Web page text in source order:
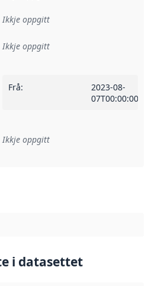
Ikkje oppgitt
Ikkje oppgitt
Frå:
2023-08-
07T00:00:00Z
til ei implementeringsregel eller
Ikkje oppgitt
i datasettet